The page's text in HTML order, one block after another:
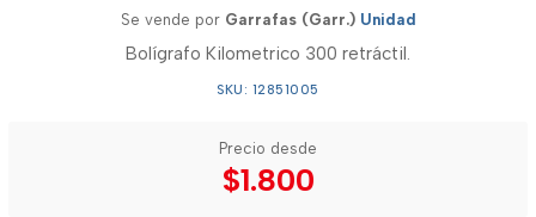
Se vende por Garrafas (Garr.) Unidad
Bolígrafo Kilometrico 300 retráctil.
SKU: 12851005
Precio desde
$1.800